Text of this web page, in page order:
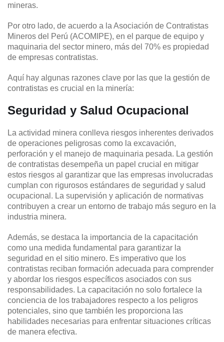
mineras.
Por otro lado, de acuerdo a la Asociación de Contratistas
Mineros del Perú (ACOMIPE), en el parque de equipo y
maquinaria del sector minero, más del 70% es propiedad
de empresas contratistas.
Aquí hay algunas razones clave por las que la gestión de
contratistas es crucial en la minería:
Seguridad y Salud Ocupacional
La actividad minera conlleva riesgos inherentes derivados
de operaciones peligrosas como la excavación,
perforación y el manejo de maquinaria pesada. La gestión
de contratistas desempeña un papel crucial en mitigar
estos riesgos al garantizar que las empresas involucradas
cumplan con rigurosos estándares de seguridad y salud
ocupacional. La supervisión y aplicación de normativas
contribuyen a crear un entorno de trabajo más seguro en la
industria minera.
Además, se destaca la importancia de la capacitación
como una medida fundamental para garantizar la
seguridad en el sitio minero. Es imperativo que los
contratistas reciban formación adecuada para comprender
y abordar los riesgos específicos asociados con sus
responsabilidades. La capacitación no solo fortalece la
conciencia de los trabajadores respecto a los peligros
potenciales, sino que también les proporciona las
habilidades necesarias para enfrentar situaciones críticas
de manera efectiva.